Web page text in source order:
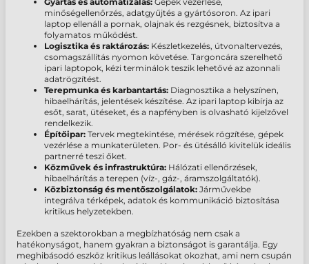
minőségellenőrzés, adatgyűjtés a gyártósoron. Az ipari
laptop ellenáll a pornak, olajnak és rezgésnek, biztosítva a
folyamatos működést.
Logisztika és raktározás: Készletkezelés, útvonaltervezés,
csomagszállítás nyomon követése. Targoncára szerelhető
ipari laptopok, kézi terminálok teszik lehetővé az azonnali
adatrögzítést.
Terepmunka és karbantartás: Diagnosztika a helyszínen,
hibaelhárítás, jelentések készítése. Az ipari laptop kibírja az
esőt, sarat, ütéseket, és a napfényben is olvasható kijelzővel
rendelkezik.
Építőipar: Tervek megtekintése, mérések rögzítése, gépek
vezérlése a munkaterületen. Por- és ütésálló kivitelük ideális
partnerré teszi őket.
Közművek és infrastruktúra: Hálózati ellenőrzések,
hibaelhárítás a terepen (víz-, gáz-, áramszolgáltatók).
Közbiztonság és mentőszolgálatok: Járművekbe
integrálva térképek, adatok és kommunikáció biztosítása
kritikus helyzetekben.
Ezekben a szektorokban a megbízhatóság nem csak a
hatékonyságot, hanem gyakran a biztonságot is garantálja. Egy
meghibásodó eszköz kritikus leállásokat okozhat, ami nem csupán